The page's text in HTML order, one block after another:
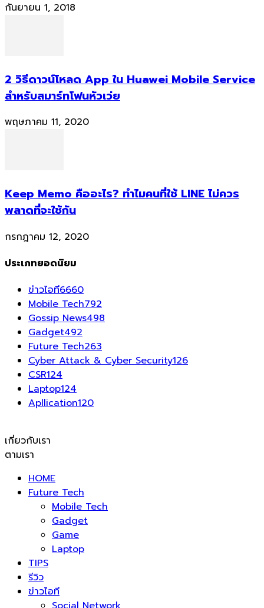
กันยายน 1, 2018
2 วิธีดาวน์โหลด App ใน Huawei Mobile Service
สำหรับสมาร์ทโฟนหัวเว่ย
พฤษภาคม 11, 2020
Keep Memo คืออะไร? ทำไมคนที่ใช้ LINE ไม่ควร
พลาดที่จะใช้กัน
กรกฎาคม 12, 2020
ประเภทยอดนิยม
ข่าวไอที6660
Mobile Tech792
Gossip News498
Gadget492
Future Tech263
Cyber Attack & Cyber Security126
CSR124
Laptop124
Apllication120
เกี่ยวกับเรา
ตามเรา
HOME
Future Tech
Mobile Tech
Gadget
Game
Laptop
TIPS
รีวิว
ข่าวไอที